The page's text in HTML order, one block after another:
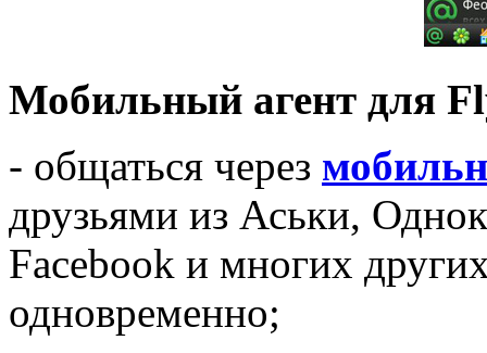
Мобильный агент для
- общаться через
друзьями из Аськи,
Facebook и многих
одновременно;